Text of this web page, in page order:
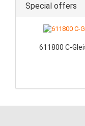
Special offers
611800 C-